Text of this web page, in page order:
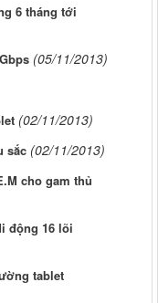
6 tháng tới
(05/11/2013)
(02/11/2013)
sắc (02/11/2013)
cho gam thủ
động 16 lõi
tablet